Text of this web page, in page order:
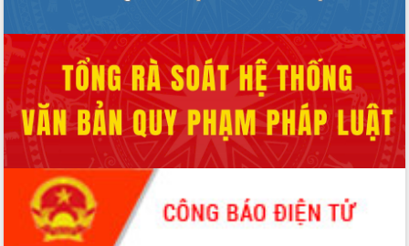
trường Nguyễn Hoàng Hiệp khảo sát
vùng trồng và doanh nghiệp đóng gói
sầu riêng tại Đắk Lắk
Trình diễn nghệ thuật chế biến các
món ăn từ sầu riêng
Đắk Lắk công bố Quy hoạch và xúc
tiến đầu tư tỉnh
Ngành cá ngừ Đắk Lắk chủ động thích
ứng để giữ vững thị trường xuất khẩu
Diễn đàn Kinh tế tư nhân Việt Nam đột
phá cơ chế - Hợp tác công tư